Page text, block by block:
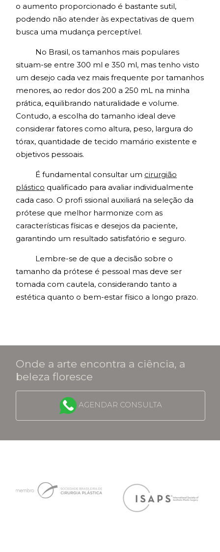
o aumento proporcionado é bastante sutil,
podendo não atender às expectativas de quem
busca uma mudança perceptível.
No Brasil, os tamanhos mais populares
situam-se entre 300 ml e 350 ml, mas tenho visto
um desejo cada vez mais frequente por tamanhos
menores, ao redor dos 200 a 250 mL na minha
prática, equilibrando naturalidade e volume.
Contudo, a escolha do tamanho ideal deve
considerar fatores como altura, peso, largura do
tórax, quantidade de tecido mamário existente e
objetivos pessoais.
É fundamental consultar um cirurgião
plástico qualificado para avaliar individualmente
cada caso. O profi ssional auxiliará na seleção da
prótese que melhor harmonize com as
características físicas e desejos da paciente,
garantindo um resultado satisfatório e seguro.
Lembre-se de que a decisão sobre o
tamanho da prótese é pessoal mas deve ser
tomada com cautela, considerando tanto a
estética quanto o bem-estar físico a longo prazo.
Onde a arte encontra a ciência, a
beleza floresce
AGENDAR CONSULTA